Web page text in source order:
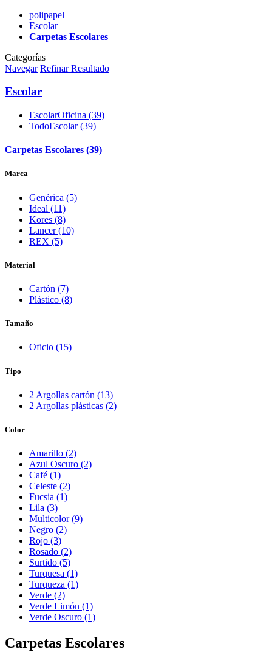
polipapel
Escolar
Carpetas Escolares
Categorías
Navegar Refinar Resultado
Escolar
EscolarOficina (39)
TodoEscolar (39)
Carpetas Escolares (39)
Marca
Genérica (5)
Ideal (11)
Kores (8)
Lancer (10)
REX (5)
Material
Cartón (7)
Plástico (8)
Tamaño
Oficio (15)
Tipo
2 Argollas cartón (13)
2 Argollas plásticas (2)
Color
Amarillo (2)
Azul Oscuro (2)
Café (1)
Celeste (2)
Fucsia (1)
Lila (3)
Multicolor (9)
Negro (2)
Rojo (3)
Rosado (2)
Surtido (5)
Turquesa (1)
Turqueza (1)
Verde (2)
Verde Limón (1)
Verde Oscuro (1)
Carpetas Escolares